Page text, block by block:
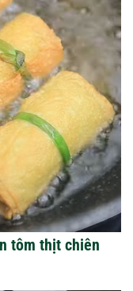
tôm thịt chiên